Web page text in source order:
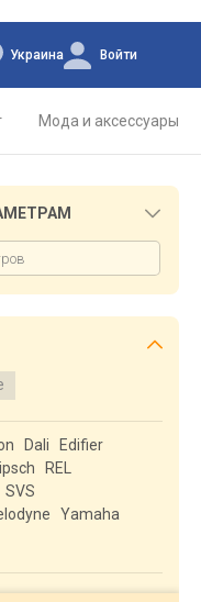
Украина Войти
Мода и аксессуары
Dali
Edifier
REL
SVS
Yamaha